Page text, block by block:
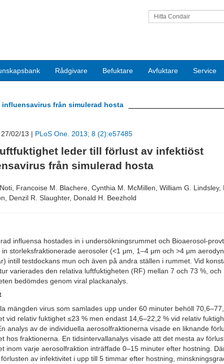
Hitta Condair
Rådgivare Befuktare Avfuktare Service
från simulerad hosta
02/13 | PLoS One. 2013; 8 (2):e57485
leder till förlust av infektiöst
från simulerad hosta
Francoise M. Blachere, Cynthia M. McMillen, William G. Lindsley,
Denzil R. Slaughter, Donald H. Beezhold
influensa hostades in i undersökningsrummet och Bioaerosol-
in storleksfraktionerade aerosoler (<1 μm, 1–4 μm och >4 μm
intill testdockans mun och även på andra ställen i rummet. Vid
varierades den relativa luftfuktigheten (RF) mellan 7 och 73 %, och
bedömdes genom viral plackanalys.
mängden virus som samlades upp under 60 minuter behöll
vid relativ fuktighet ≤23 % men endast 14,6–22,2 % vid relativ
analys av de individuella aerosolfraktionerna visade en liknande
hos fraktionerna. En tidsintervallanalys visade att det mesta av
inom varje aerosolfraktion inträffade 0–15 minuter efter hostning.
av infektivitet i upp till 5 timmar efter hostning,